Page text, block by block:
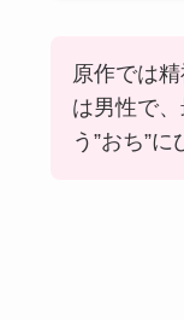
原作では
は男性で
う”おち”に